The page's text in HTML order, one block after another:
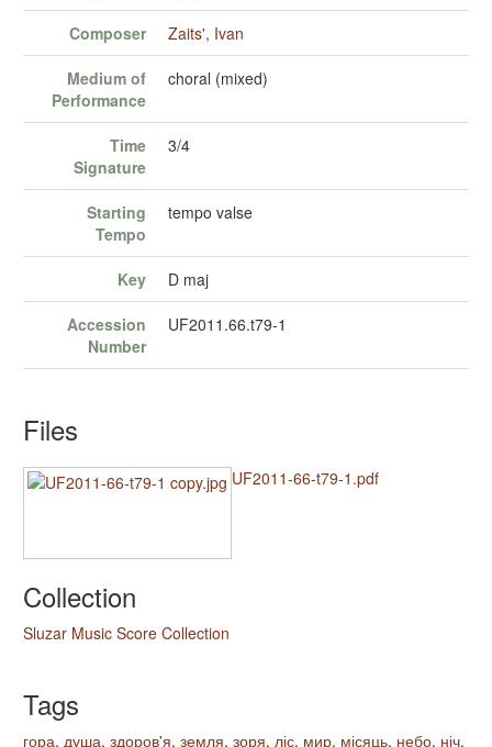
Composer Zaits', Ivan
Medium of
Performance
choral (mixed)
Time
Signature
3/4
Starting
Tempo
tempo valse
Key D maj
Accession
Number
UF2011.66.t79-1
Files
UF2011-66-t79-1.pdf
Collection
Sluzar Music Score Collection
Tags
гора, душа, здоров'я, земля, зоря, ліс, мир, місяць, небо, ніч,